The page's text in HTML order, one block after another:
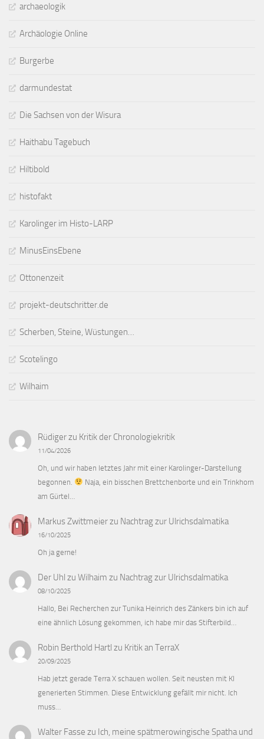
archaeologik
Archäologie Online
Burgerbe
darmundestat
Die Sachsen von der Wisura
Haithabu Tagebuch
Hiltibold
histofakt
Karolinger im Histo-LARP
MinusEinsEbene
Ottonenzeit
projekt-deutschritter.de
Scherben, Steine, Wüstungen…
Scotelingo
Wilhaim
Rüdigerzu Kritik der Chronologiekritik
11/04/2026
Oh, und wir haben letztes Jahr mit einer Karolinger-Darstellung
begonnen.
Naja, ein bisschen Brettchenborte und ein Trinkhorn
am Gürtel…
Markus Zwittmeierzu Nachtrag zur Ulrichsdalmatika
16/10/2025
Oh ja gerne!
Der Uhl zu Wilhaim zu Nachtrag zur Ulrichsdalmatika
08/10/2025
Hallo, Bei Recherchen zur Tunika Heinrich des Zänkers bin ich auf
eine ähnlich Lösung gekommen, ich habe mir das Stifterbild…
Robin Berthold Hartl zu Kritik an TerraX
20/09/2025
Hab jetzt gerade Terra X schauen wollen. Seit neusten mit KI
generierten Stimmen. Diese Entwicklung gefällt mir nicht. Ich
muss…
Walter Fasse zu Ich, meine spätmerowingische Spatha und